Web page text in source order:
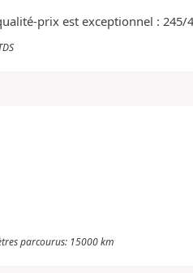
prix est exceptionnel : 245/
parcourus: 15000 km